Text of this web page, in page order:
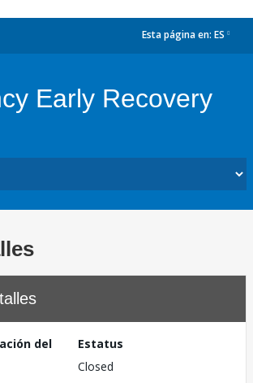
Esta página en: ES
Early Recovery
del
Estatus
Closed